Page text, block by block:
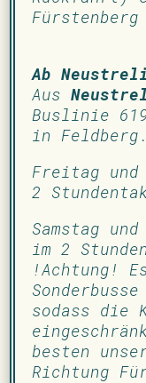
Ab
Aus
Buslinie
in
Freitag und
2
Samstag
im 2
!Achtung!
sodass die
besten
Richtung